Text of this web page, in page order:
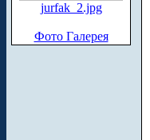
jurfak_2.jpg
Фото Галерея